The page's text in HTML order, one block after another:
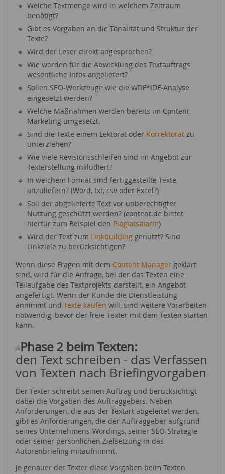
Welche Textmenge wird in welchem Zeitraum
benötigt?
Gibt es Vorgaben an die Tonalität und Struktur der
Texte?
Wird der Leser direkt angesprochen?
Wie werden für die Abwicklung des Textauftrags
wesentliche Infos angeliefert?
Sollen SEO-Werkzeuge wie die WDF*IDF-Analyse
eingesetzt werden?
Welche Maßnahmen werden bereits im Content
Marketing umgesetzt.
Sind die Texte einem Lektorat oder Korrektorat zu
unterziehen?
Wie viele Revisionsschleifen sind im Angebot zur
Texterstellung inkludiert?
In welchem Format sind fertiggestellte Texte
anzuliefern? (Word, txt, csv oder Excel?)
Soll der abgelieferte Text vor unberechtigter
Nutzung geschützt werden? (content.de bietet
hierfür zum Beispiel den Plagiatsalarm)
Wird der Text zum Linkbuilding genutzt? Sind
Linkziele zu berücksichtigen?
Wenn diese Fragen mit dem Content Manager geklärt
sind, wird für die Anfrage, bei der das Texten eine
Teilaufgabe des Textprojekts darstellt, ein Angebot
angefertigt. Wenn der Kunde die Dienstleistung
annimmt und Texte kaufen will, sind weitere Vorarbeiten
notwendig, bevor der freie Texter mit dem Texten starten
kann.
Phase 2 beim Texten:
den Text schreiben - das Verfassen
von Texten nach Briefingvorgaben
Der Texter schreibt seinen Auftrag und berücksichtigt
dabei die Vorgaben des Auftraggebers. Neben
Anforderungen, die aus der Textart abgeleitet werden,
gibt es Anforderungen, die der Auftraggeber aufgrund
seines Unternehmens-Wordings, seiner SEO-Strategie
oder seiner persönlichen Zielsetzung in das
Autorenbriefing mitaufnimmt.
Je genauer der Texter diese Vorgaben beim Texten